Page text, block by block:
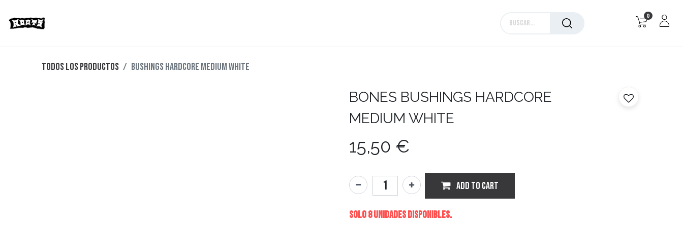
0
Todos los productos BUSHINGS HARDCORE MEDIUM WHITE
BONES BUSHINGS HARDCORE
MEDIUM WHITE
15,50 €
ADD TO CART
Solo 8 Unidades disponibles.